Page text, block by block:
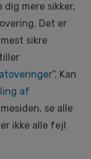
mere sikker,
Det er
sikre
“. Kan
af
se alle
ikke alle fejl